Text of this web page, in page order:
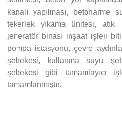
kanalı yapılması, betonarme
tekerlek yıkama ünitesi,
jeneratör binası inşaat işleri
pompa istasyonu, çevre
şebekesi, kullanma suyu
şebekesi gibi tamamlayıcı
tamamlanmıştır.